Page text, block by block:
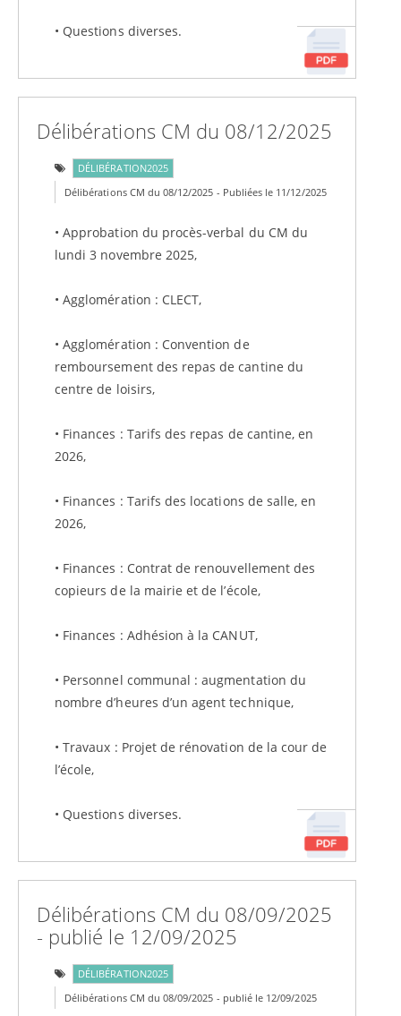
• Questions diverses.
Délibérations CM du 08/12/2025
DÉLIBÉRATION2025
Délibérations CM du 08/12/2025 - Publiées le 11/12/2025
• Approbation du procès-verbal du CM du
lundi 3 novembre 2025,
• Agglomération : CLECT,
• Agglomération : Convention de
remboursement des repas de cantine du
centre de loisirs,
• Finances : Tarifs des repas de cantine, en
2026,
• Finances : Tarifs des locations de salle, en
2026,
• Finances : Contrat de renouvellement des
copieurs de la mairie et de l’école,
• Finances : Adhésion à la CANUT,
• Personnel communal : augmentation du
nombre d’heures d’un agent technique,
• Travaux : Projet de rénovation de la cour de
l’école,
• Questions diverses.
Délibérations CM du 08/09/2025
- publié le 12/09/2025
DÉLIBÉRATION2025
Délibérations CM du 08/09/2025 - publié le 12/09/2025